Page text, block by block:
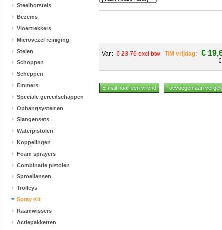
Steelborstels
Bezems
Vloertrekkers
Microvezel reiniging
Stelen
Schoppen
Scheppen
Emmers
Speciale gereedschappen
Ophangsystemen
Slangensets
Waterpistolen
Koppelingen
Foam sprayers
Combinatie pistolen
Sproeilansen
Trolleys
Spray Kit
Raamwissers
Actiepakketten
Van: € 23,76 excl btw T/M vrijdag: €